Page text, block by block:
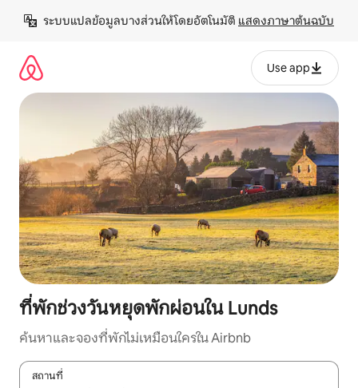
เนื้อหา
ระบบแปลข้อมูลบางส่วนให้โดยอัตโนมัติ แสดงภาษาต้นฉบับ
Use app
ที่พักช่วงวันหยุดพักผ่อนใน Lunds
ค้นหาและจองที่พักไม่เหมือนใครใน Airbnb
สถานที่